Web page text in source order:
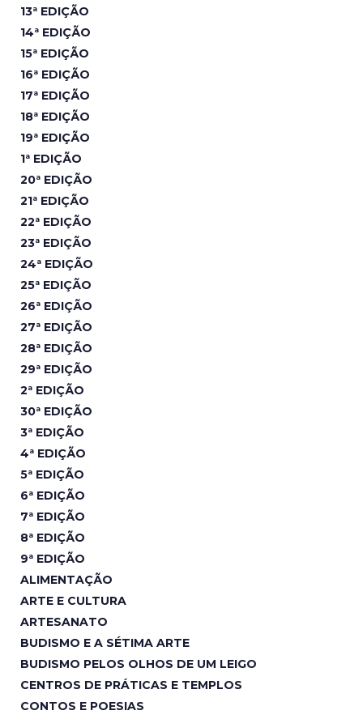
13ª EDIÇÃO
14ª EDIÇÃO
15ª EDIÇÃO
16ª EDIÇÃO
17ª EDIÇÃO
18ª EDIÇÃO
19ª EDIÇÃO
1ª EDIÇÃO
20ª EDIÇÃO
21ª EDIÇÃO
22ª EDIÇÃO
23ª EDIÇÃO
24ª EDIÇÃO
25ª EDIÇÃO
26ª EDIÇÃO
27ª EDIÇÃO
28ª EDIÇÃO
29ª EDIÇÃO
2ª EDIÇÃO
30ª EDIÇÃO
3ª EDIÇÃO
4ª EDIÇÃO
5ª EDIÇÃO
6ª EDIÇÃO
7ª EDIÇÃO
8ª EDIÇÃO
9ª EDIÇÃO
ALIMENTAÇÃO
ARTE E CULTURA
ARTESANATO
BUDISMO E A SÉTIMA ARTE
BUDISMO PELOS OLHOS DE UM LEIGO
CENTROS DE PRÁTICAS E TEMPLOS
CONTOS E POESIAS